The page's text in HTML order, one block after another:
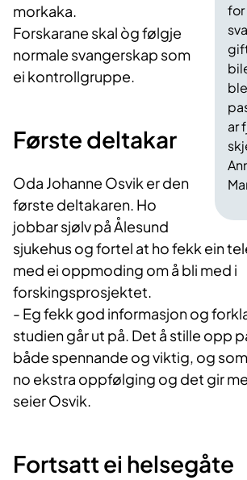
for
ar
morkaka.
Forskarane skal òg følgje
normale svangerskap som
ei kontrollgruppe.
Første deltakar
Oda Johanne Osvik er den
første deltakaren. Ho
jobbar sjølv på Ålesund
sjukehus og fortel at ho fekk ein
med ei oppmoding om å bli med i
forskingsprosjektet.
- Eg fekk god informasjon og
studien går ut på. Det å stille opp
både spennande og viktig, og
no ekstra oppfølging og det gir
seier Osvik.
Fortsatt ei helsegåte